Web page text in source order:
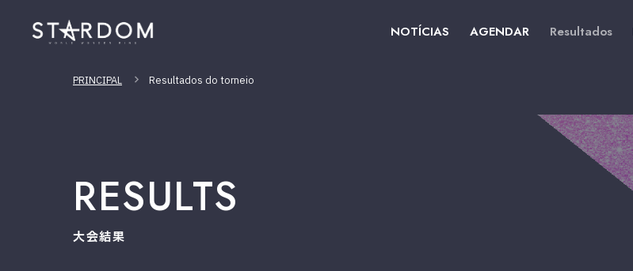
NOTÍCIAS AGENDAR Resultados
PRINCIPAL Resultados do torneio
RESULTS
大会結果